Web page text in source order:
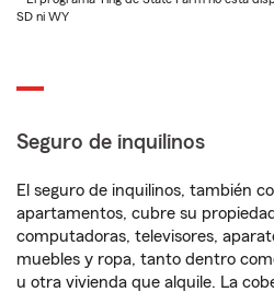
SD ni WY
Seguro de inquilinos
El seguro de inquilinos, también
apartamentos, cubre su
computadoras, televisores,
muebles y ropa, tanto dentro
u otra vivienda que alquile. La